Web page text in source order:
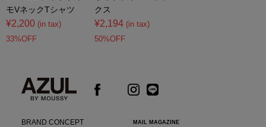
モVネックTシャツ
¥2,200 (in tax)
33%OFF
クス
¥2,194 (in tax)
50%OFF
BRAND CONCEPT MAIL MAGAZINE